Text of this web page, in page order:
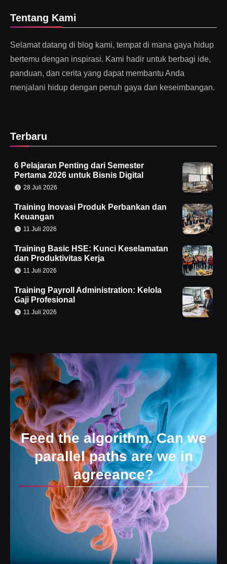
Tentang Kami
Selamat datang di blog kami, tempat di mana gaya hidup
bertemu dengan inspirasi. Kami hadir untuk berbagi ide,
panduan, dan cerita yang dapat membantu Anda
menjalani hidup dengan penuh gaya dan keseimbangan.
Terbaru
6 Pelajaran Penting dari Semester
Pertama 2026 untuk Bisnis Digital
28 Juli 2026
Training Inovasi Produk Perbankan dan
Keuangan
11 Juli 2026
Training Basic HSE: Kunci Keselamatan
dan Produktivitas Kerja
11 Juli 2026
Training Payroll Administration: Kelola
Gaji Profesional
11 Juli 2026
Feed the algorithm. Can we
parallel paths are we in
agreeance?